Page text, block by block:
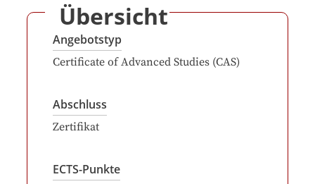
Übersicht
Angebotstyp
Certificate of Advanced Studies (CAS)
Abschluss
Zertifikat
ECTS-Punkte